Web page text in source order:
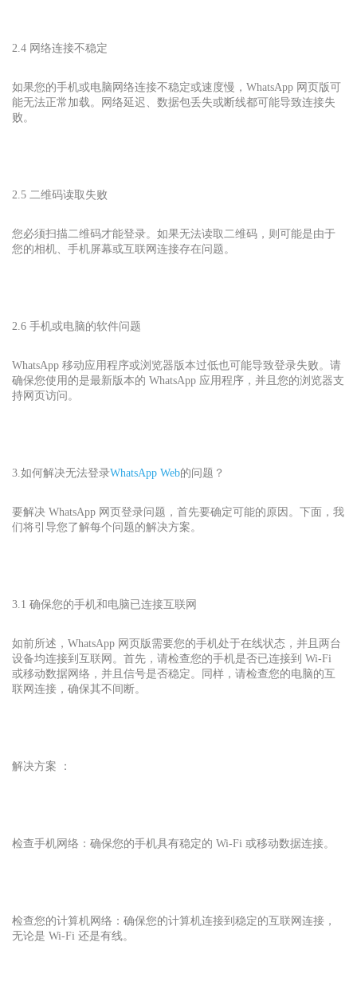
2.4 网络连接不稳定
如果您的手机或电脑网络连接不稳定或速度慢，WhatsApp 网页版可
能无法正常加载。网络延迟、数据包丢失或断线都可能导致连接失
败。
2.5 二维码读取失败
您必须扫描二维码才能登录。如果无法读取二维码，则可能是由于
您的相机、手机屏幕或互联网连接存在问题。
2.6 手机或电脑的软件问题
WhatsApp 移动应用程序或浏览器版本过低也可能导致登录失败。请
确保您使用的是最新版本的 WhatsApp 应用程序，并且您的浏览器支
持网页访问。
3.如何解决无法登录WhatsApp Web的问题？
要解决 WhatsApp 网页登录问题，首先要确定可能的原因。下面，我
们将引导您了解每个问题的解决方案。
3.1 确保您的手机和电脑已连接互联网
如前所述，WhatsApp 网页版需要您的手机处于在线状态，并且两台
设备均连接到互联网。首先，请检查您的手机是否已连接到 Wi-Fi
或移动数据网络，并且信号是否稳定。同样，请检查您的电脑的互
联网连接，确保其不间断。
解决方案 ：
检查手机网络：确保您的手机具有稳定的 Wi-Fi 或移动数据连接。
检查您的计算机网络：确保您的计算机连接到稳定的互联网连接，
无论是 Wi-Fi 还是有线。